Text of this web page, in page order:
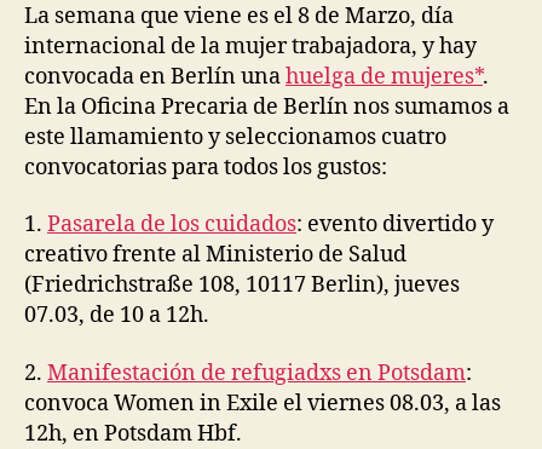
La semana que viene es el 8 de Marzo, día
internacional de la mujer trabajadora, y hay
convocada en Berlín unahuelga de mujeres*.
En la Oficina Precaria de Berlín nos sumamos a
este llamamiento y seleccionamos cuatro
convocatorias para todos los gustos:
1. Pasarela de los cuidados: evento divertido y
creativo frente al Ministerio de Salud
(Friedrichstraße 108, 10117 Berlin), jueves
07.03, de 10 a 12h.
2. Manifestación de refugiadxs en Potsdam:
convoca Women in Exile el viernes 08.03, a las
12h, en Potsdam Hbf.